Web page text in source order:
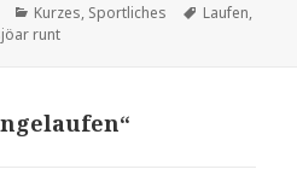
Kategorien
Kurzes, Sportliches Schlagwörter
Laufen,
runt